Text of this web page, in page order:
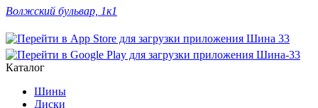
Волжский бульвар, 1к1
Каталог
Шины
Диски